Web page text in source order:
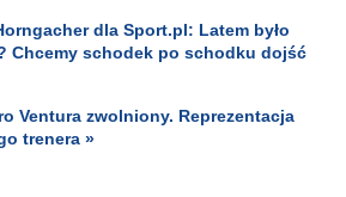
dla Sport.pl: Latem było
Chcemy schodek po schodku dojść
Ventura zwolniony. Reprezentacja
trenera »